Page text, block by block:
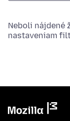
Neboli nájdené
nastaveniam